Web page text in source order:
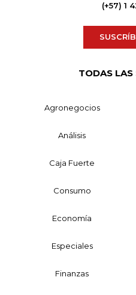
(+57) 1
TODAS LAS
Agronegocios
Análisis
Caja Fuerte
Consumo
Economía
Especiales
Finanzas